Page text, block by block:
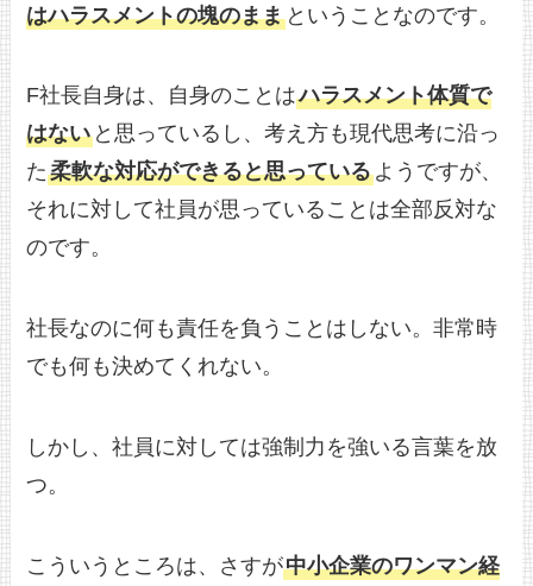
はハラスメントの塊のまま ということなのです。
F社長自身は、自身のことはハラスメント体質で
はない と思っているし、考え方も現代思考に沿っ
た柔軟な対応ができると思っているようですが、
それに対して社員が思っていることは全部反対な
のです。
社長なのに何も責任を負うことはしない。非常時
でも何も決めてくれない。
しかし、社員に対しては強制力を強いる言葉を放
つ。
こういうところは、さすが中小企業のワンマン経